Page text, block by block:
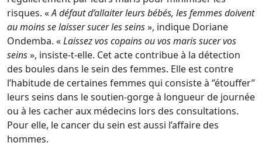
risques. «A défaut d’allaiter leurs bébés, les femmes doivent
au moins se laisser sucer les seins», indique Doriane
Ondemba. «Laissez vos copains ou vos maris sucer vos
seins», insiste-t-elle. Cet acte contribue à la détection
des boules dans le sein des femmes. Elle est contre
l’habitude de certaines femmes qui consiste à ‘’étouffer’’
leurs seins dans le soutien-gorge à longueur de journée
ou à les cacher aux médecins lors des consultations.
Pour elle, le cancer du sein est aussi l’affaire des
hommes.